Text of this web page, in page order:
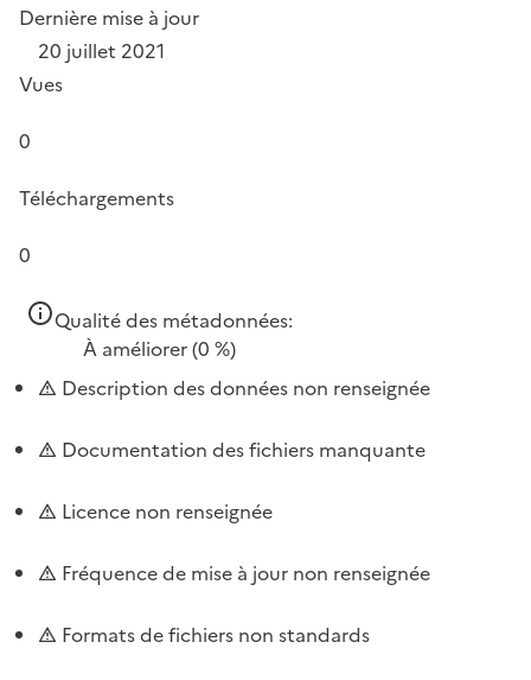
Dernière mise à jour
20 juillet 2021
Vues
0
Téléchargements
0
Qualité des métadonnées:
À améliorer(0 %)
Description des données non renseignée
Documentation des fichiers manquante
Licence non renseignée
Fréquence de mise à jour non renseignée
Formats de fichiers non standards